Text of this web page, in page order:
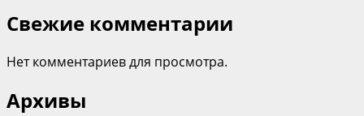
Свежие комментарии
Нет комментариев для просмотра.
Архивы